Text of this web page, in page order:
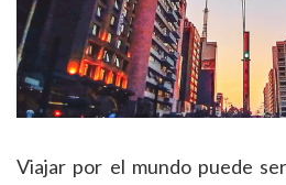
Viajar por el mundo puede